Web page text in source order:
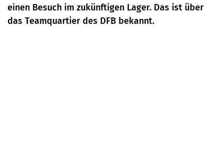
einen Besuch im zukünftigen Lager. Das ist über
das Teamquartier des DFB bekannt.